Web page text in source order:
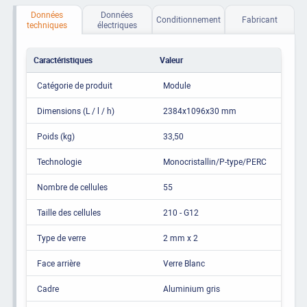
Données
techniques
Données
électriques
Conditionnement Fabricant
Caractéristiques Valeur
Catégorie de produit Module
Dimensions (L / l / h) 2384x1096x30 mm
Poids (kg) 33,50
Technologie Monocristallin/P-type/PERC
Nombre de cellules 55
Taille des cellules 210 - G12
Type de verre 2 mm x 2
Face arrière Verre Blanc
Cadre Aluminium gris